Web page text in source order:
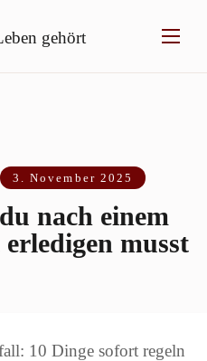
3. November 2025
nach einem
musst
10 Dinge sofort regeln